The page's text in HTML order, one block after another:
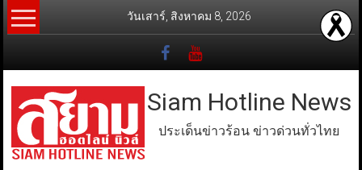
Skip
to
วันเสาร์, สิงหาคม 8, 2026
Siam Hotline News
ประเด็นข่าวร้อน ข่าวด่วนทั่วไทย